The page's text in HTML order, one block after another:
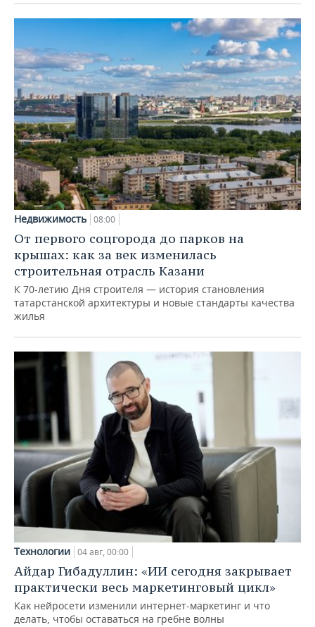
Недвижимость 08:00
От первого соцгорода до парков на
крышах: как за век изменилась
строительная отрасль Казани
К 70-летию Дня строителя — история становления
татарстанской архитектуры и новые стандарты качества
жилья
Технологии 04 авг, 00:00
Айдар Гибадуллин: «ИИ сегодня закрывает
практически весь маркетинговый цикл»
Как нейросети изменили интернет-маркетинг и что
делать, чтобы оставаться на гребне волны